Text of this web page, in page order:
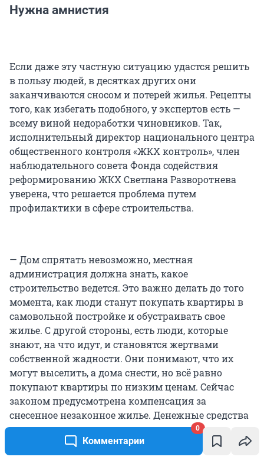
Комментарии
0
Нужна амнистия
Если даже эту частную ситуацию удастся решить
в пользу людей, в десятках других они
заканчиваются сносом и потерей жилья. Рецепты
того, как избегать подобного, у экспертов есть —
всему виной недоработки чиновников. Так,
исполнительный директор национального центра
общественного контроля «ЖКХ контроль», член
наблюдательного совета Фонда содействия
реформированию ЖКХ Светлана Разворотнева
уверена, что решается проблема путем
профилактики в сфере строительства.
— Дом спрятать невозможно, местная
администрация должна знать, какое
строительство ведется. Это важно делать до того
момента, как люди станут покупать квартиры в
самовольной постройке и обустраивать свое
жилье. С другой стороны, есть люди, которые
знают, на что идут, и становятся жертвами
собственной жадности. Они понимают, что их
могут выселить, а дома снести, но всё равно
покупают квартиры по низким ценам. Сейчас
законом предусмотрена компенсация за
снесенное незаконное жилье. Денежные средства
возмещает тот орган, который дал разрешение на
строительство. Например, если это справка
Росреестра, значит, затраты должно